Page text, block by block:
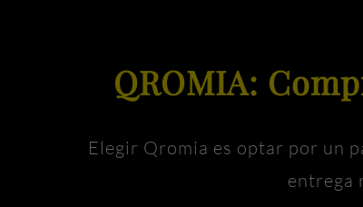
QROMIA:
Elegir Qromia es optar por un
entrega